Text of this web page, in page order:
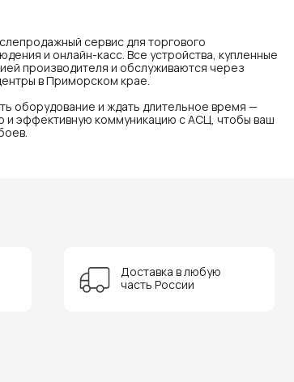
сервис для торгового
и онлайн-касс. Все устройства, купленные
производителя и обслуживаются через
в Приморском крае.
оборудование и ждать длительное время —
эффективную коммуникацию с АСЦ, чтобы ваш
Доставка в любую
часть России